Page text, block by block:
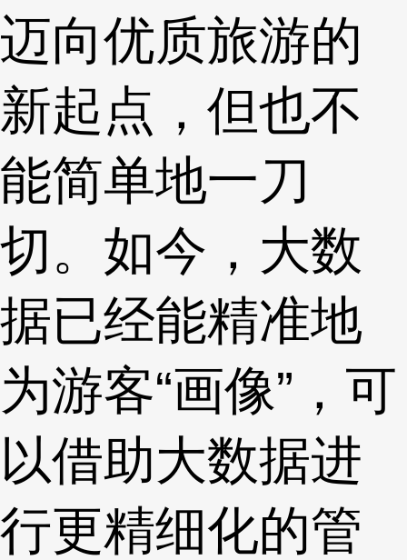
迈向优质旅游的
新起点，但也不
能简单地一刀
切。如今，大数
据已经能精准地
为游客“画像”，可
以借助大数据进
行更精细化的管